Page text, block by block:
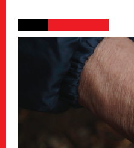
Join Us!
Press プレス
Archive